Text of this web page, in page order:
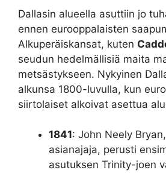
Dallasin alueella asuttiin jo
ennen eurooppalaisten
Alkuperäiskansat, kuten
seudun hedelmällisiä maita
metsästykseen. Nykyinen
alkunsa 1800-luvulla, kun
siirtolaiset alkoivat asettua
1841: John Neely
asianajaja, perusti
asutuksen Trinity-joen